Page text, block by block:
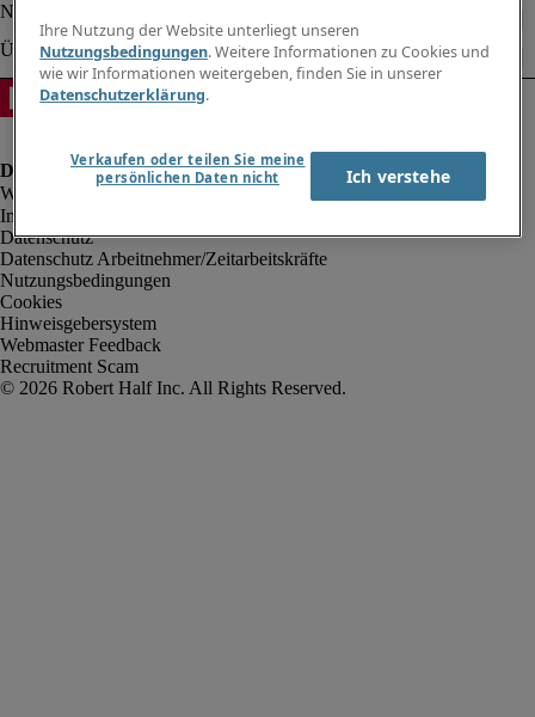
Impressum
Datenschutz
Datenschutz Arbeitnehmer/Zeitarbeitskräfte
Nutzungsbedingungen
Cookies
Hinweisgebersystem
Webmaster Feedback
Recruitment Scam
Ihre Nutzung der Website unterliegt unseren
Nutzungsbedingungen. Weitere Informationen zu Cookies und
wie wir Informationen weitergeben, finden Sie in unserer
Datenschutzerklärung.
Verkaufen oder teilen Sie meine
persönlichen Daten nicht
Ich verstehe